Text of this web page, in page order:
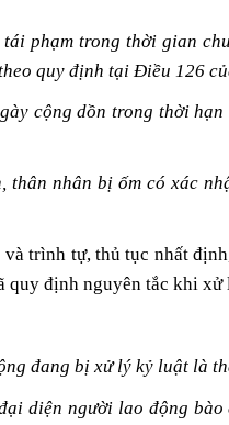
phạm trong thời gian
quy định tại Điều 126
cộng dồn trong thời
nhân bị ốm có xác
trình tự, thủ tục nhất
định nguyên tắc khi
đang bị xử lý kỷ luật là
diện người lao động